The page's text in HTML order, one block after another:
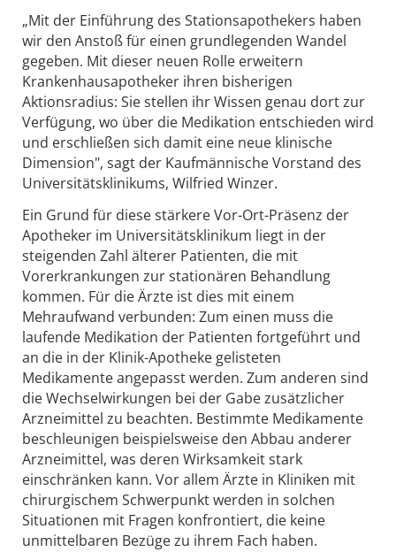
„Mit der Einführung des Stationsapothekers haben
wir den Anstoß für einen grundlegenden Wandel
gegeben. Mit dieser neuen Rolle erweitern
Krankenhausapotheker ihren bisherigen
Aktionsradius: Sie stellen ihr Wissen genau dort zur
Verfügung, wo über die Medikation entschieden wird
und erschließen sich damit eine neue klinische
Dimension", sagt der Kaufmännische Vorstand des
Universitätsklinikums, Wilfried Winzer.
Ein Grund für diese stärkere Vor-Ort-Präsenz der
Apotheker im Universitätsklinikum liegt in der
steigenden Zahl älterer Patienten, die mit
Vorerkrankungen zur stationären Behandlung
kommen. Für die Ärzte ist dies mit einem
Mehraufwand verbunden: Zum einen muss die
laufende Medikation der Patienten fortgeführt und
an die in der Klinik-Apotheke gelisteten
Medikamente angepasst werden. Zum anderen sind
die Wechselwirkungen bei der Gabe zusätzlicher
Arzneimittel zu beachten. Bestimmte Medikamente
beschleunigen beispielsweise den Abbau anderer
Arzneimittel, was deren Wirksamkeit stark
einschränken kann. Vor allem Ärzte in Kliniken mit
chirurgischem Schwerpunkt werden in solchen
Situationen mit Fragen konfrontiert, die keine
unmittelbaren Bezüge zu ihrem Fach haben.